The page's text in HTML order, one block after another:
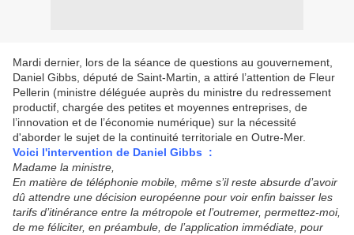
Mardi dernier, lors de la séance de questions au gouvernement,
Daniel Gibbs, député de Saint-Martin, a attiré l’attention de Fleur
Pellerin (ministre déléguée auprès du ministre du redressement
productif, chargée des petites et moyennes entreprises, de
l’innovation et de l’économie numérique) sur la nécessité
d'aborder le sujet de la continuité territoriale en Outre-Mer.
Voici l'intervention de Daniel Gibbs :
Madame la ministre,
En matière de téléphonie mobile, même s’il reste absurde d’avoir
dû attendre une décision européenne pour voir enfin baisser les
tarifs d’itinérance entre la métropole et l’outremer, permettez-moi,
de me féliciter, en préambule, de l’application immédiate, pour